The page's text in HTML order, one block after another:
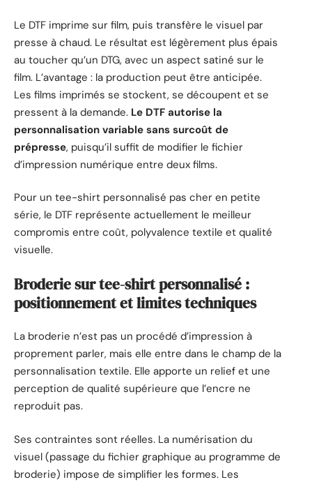
Le DTF imprime sur film, puis transfère le visuel par
presse à chaud. Le résultat est légèrement plus épais
au toucher qu’un DTG, avec un aspect satiné sur le
film. L’avantage : la production peut être anticipée.
Les films imprimés se stockent, se découpent et se
pressent à la demande. Le DTF autorise la
personnalisation variable sans surcoût de
prépresse, puisqu’il suffit de modifier le fichier
d’impression numérique entre deux films.
Pour un tee-shirt personnalisé pas cher en petite
série, le DTF représente actuellement le meilleur
compromis entre coût, polyvalence textile et qualité
visuelle.
Broderie sur tee-shirt personnalisé :
positionnement et limites techniques
La broderie n’est pas un procédé d’impression à
proprement parler, mais elle entre dans le champ de la
personnalisation textile. Elle apporte un relief et une
perception de qualité supérieure que l’encre ne
reproduit pas.
Ses contraintes sont réelles. La numérisation du
visuel (passage du fichier graphique au programme de
broderie) impose de simplifier les formes. Les